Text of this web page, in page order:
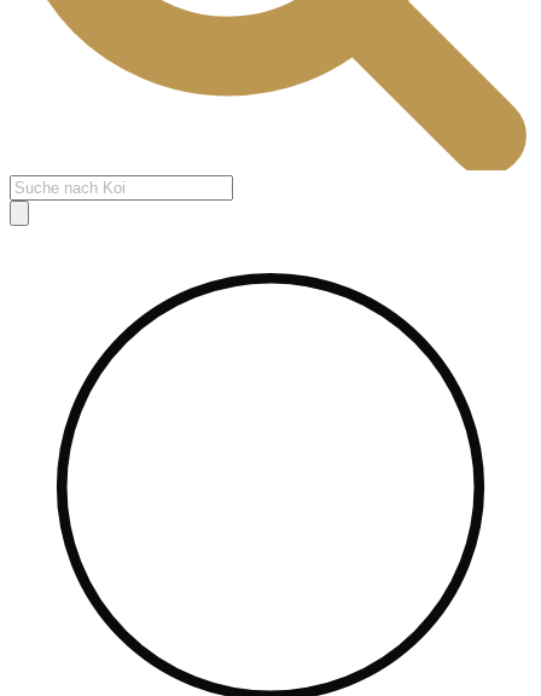
Products
search